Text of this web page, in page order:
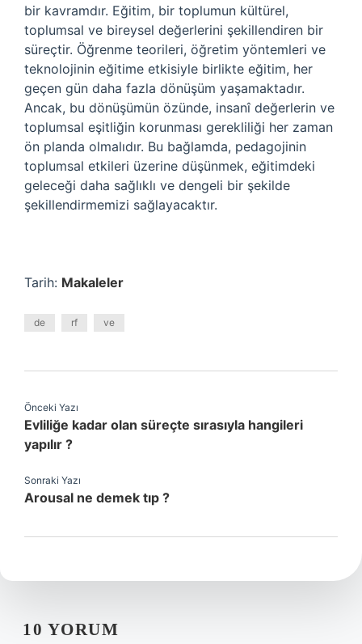
bir kavramdır. Eğitim, bir toplumun kültürel,
toplumsal ve bireysel değerlerini şekillendiren bir
süreçtir. Öğrenme teorileri, öğretim yöntemleri ve
teknolojinin eğitime etkisiyle birlikte eğitim, her
geçen gün daha fazla dönüşüm yaşamaktadır.
Ancak, bu dönüşümün özünde, insanî değerlerin ve
toplumsal eşitliğin korunması gerekliliği her zaman
ön planda olmalıdır. Bu bağlamda, pedagojinin
toplumsal etkileri üzerine düşünmek, eğitimdeki
geleceği daha sağlıklı ve dengeli bir şekilde
şekillendirmemizi sağlayacaktır.
Tarih: Makaleler
de rf ve
Önceki Yazı
Evliliğe kadar olan süreçte sırasıyla hangileri
yapılır ?
Sonraki Yazı
Arousal ne demek tıp ?
10 YORUM